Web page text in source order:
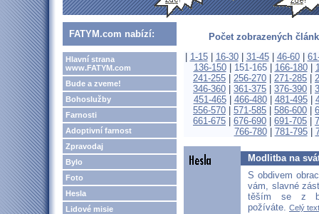
FATYM.com nabízí:
Hlavní strana
www.FATYM.com
Bude a zveme!
Bohoslužby
Farnosti
Adoptivní farnost
Zpravodaj
Bylo
Foto
Hesla
Lidové misie
Počet zobrazených
1-15| 16-30| 31-45| 46-60|
136-150| 151-165| 166-180|
241-255
256-270 271-285
346-360
361-375 376-390
451-465| 466-480| 481-495|
556-570
571-585 586-600
661-675
676-690 691-705
766-780| 781-795|
Modlitba na
S obdivem
vám, slavné
těším se z
požíváte.
Celý